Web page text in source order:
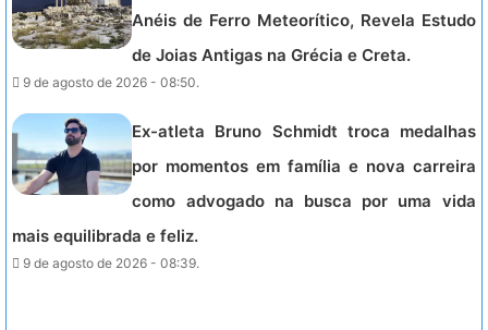
Anéis de Ferro Meteorítico, Revela Estudo
de Joias Antigas na Grécia e Creta.
9 de agosto de 2026 - 08:50.
Ex-atleta Bruno Schmidt troca medalhas
por momentos em família e nova carreira
como advogado na busca por uma vida
mais equilibrada e feliz.
9 de agosto de 2026 - 08:39.